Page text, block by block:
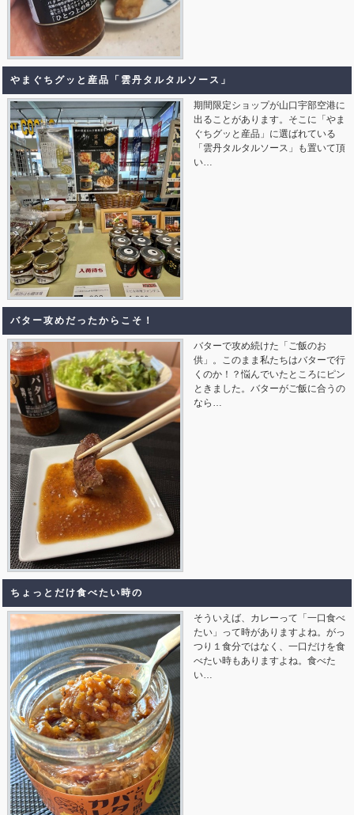
やまぐちグッと産品「雲丹タルタルソース」
期間限定ショップが山口宇部空港に
出ることがあります。そこに「やま
ぐちグッと産品」に選ばれている
「雲丹タルタルソース」も置いて頂
い…
バター攻めだったからこそ！
バターで攻め続けた「ご飯のお
供」。このまま私たちはバターで行
くのか！？悩んでいたところにピン
ときました。バターがご飯に合うの
なら…
ちょっとだけ食べたい時の
そういえば、カレーって「一口食べ
たい」って時がありますよね。がっ
つり１食分ではなく、一口だけを食
べたい時もありますよね。食べた
い…